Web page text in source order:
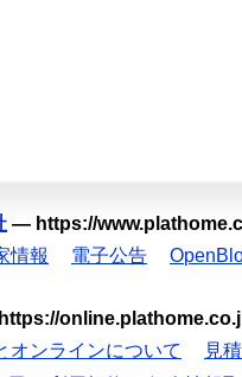
— https://
情報 電子公告
https://
オンラインについて 見